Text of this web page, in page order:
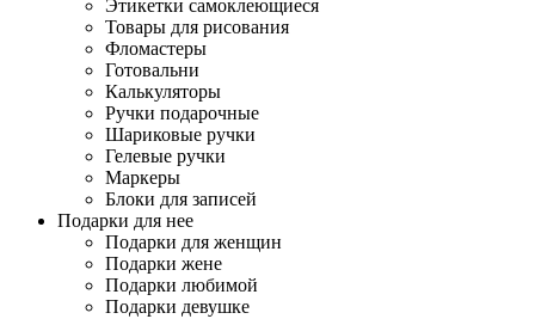
Этикетки самоклеющиеся
Товары для рисования
Фломастеры
Готовальни
Калькуляторы
Ручки подарочные
Шариковые ручки
Гелевые ручки
Маркеры
Блоки для записей
Подарки для нее
Подарки для женщин
Подарки жене
Подарки любимой
Подарки девушке